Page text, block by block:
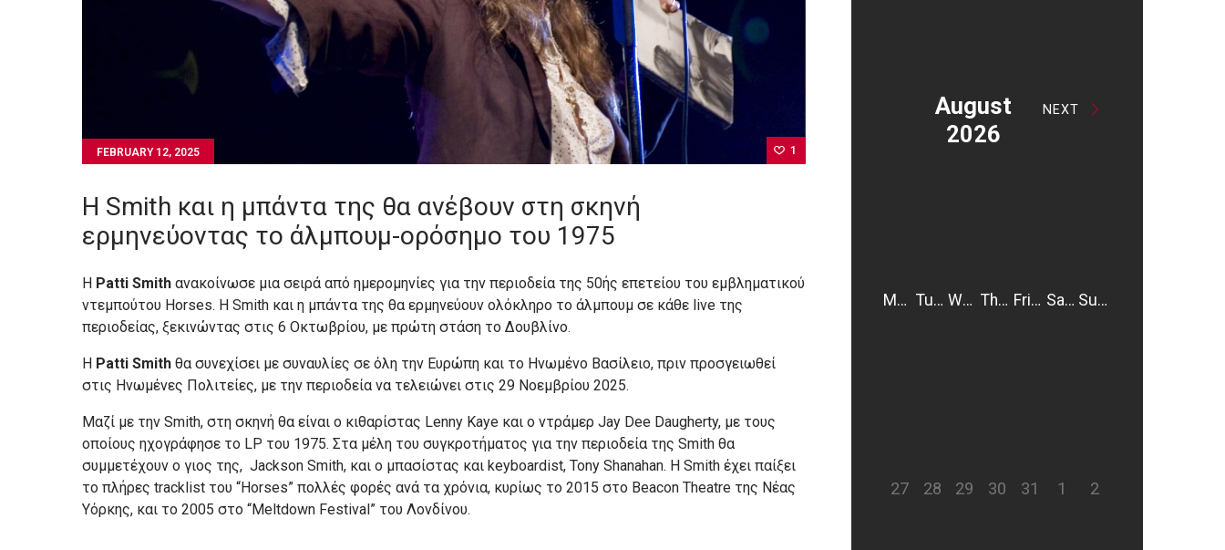
FEBRUARY 12, 2025 1
Η Smith και η μπάντα της θα ανέβουν στη σκηνή
ερμηνεύοντας το άλμπουμ-ορόσημο του 1975
Η Patti Smith ανακοίνωσε μια σειρά από ημερομηνίες για την περιοδεία της 50ής επετείου του εμβληματικού
ντεμπούτου Horses. Η Smith και η μπάντα της θα ερμηνεύουν ολόκληρο το άλμπουμ σε κάθε live της
περιοδείας, ξεκινώντας στις 6 Οκτωβρίου, με πρώτη στάση το Δουβλίνο.
Η Patti Smith θα συνεχίσει με συναυλίες σε όλη την Ευρώπη και το Ηνωμένο Βασίλειο, πριν προσγειωθεί
στις Ηνωμένες Πολιτείες, με την περιοδεία να τελειώνει στις 29 Νοεμβρίου 2025.
Μαζί με την Smith, στη σκηνή θα είναι ο κιθαρίστας Lenny Kaye και ο ντράμερ Jay Dee Daugherty, με τους
οποίους ηχογράφησε το LP του 1975. Στα μέλη του συγκροτήματος για την περιοδεία της Smith θα
συμμετέχουν ο γιος της, Jackson Smith, και ο μπασίστας και keyboardist, Tony Shanahan. Η Smith έχει παίξει
το πλήρες tracklist του “Horses” πολλές φορές ανά τα χρόνια, κυρίως το 2015 στο Beacon Theatre της Νέας
Υόρκης, και το 2005 στο “Meltdown Festival” του Λονδίνου.
August
2026
NEXT
Monday Tuesday Wednesday Thursday Friday Saturday Sunday
27 28 29 30 31 1 2